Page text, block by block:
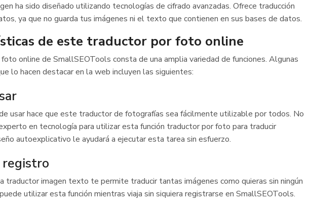
ha sido diseñado utilizando tecnologías de cifrado avanzadas. Ofrece traducción
ya que no guarda tus imágenes ni el texto que contienen en sus bases de datos.
de este traductor por foto online
online de SmallSEOTools consta de una amplia variedad de funciones. Algunas
lo hacen destacar en la web incluyen las siguientes:
usar hace que este traductor de fotografías sea fácilmente utilizable por todos. No
en tecnología para utilizar esta función traductor por foto para traducir
autoexplicativo le ayudará a ejecutar esta tarea sin esfuerzo.
traductor imagen texto te permite traducir tantas imágenes como quieras sin ningún
utilizar esta función mientras viaja sin siquiera registrarse en SmallSEOTools.